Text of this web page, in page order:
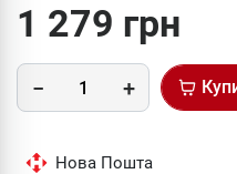
1 279 грн
Нова Пошта